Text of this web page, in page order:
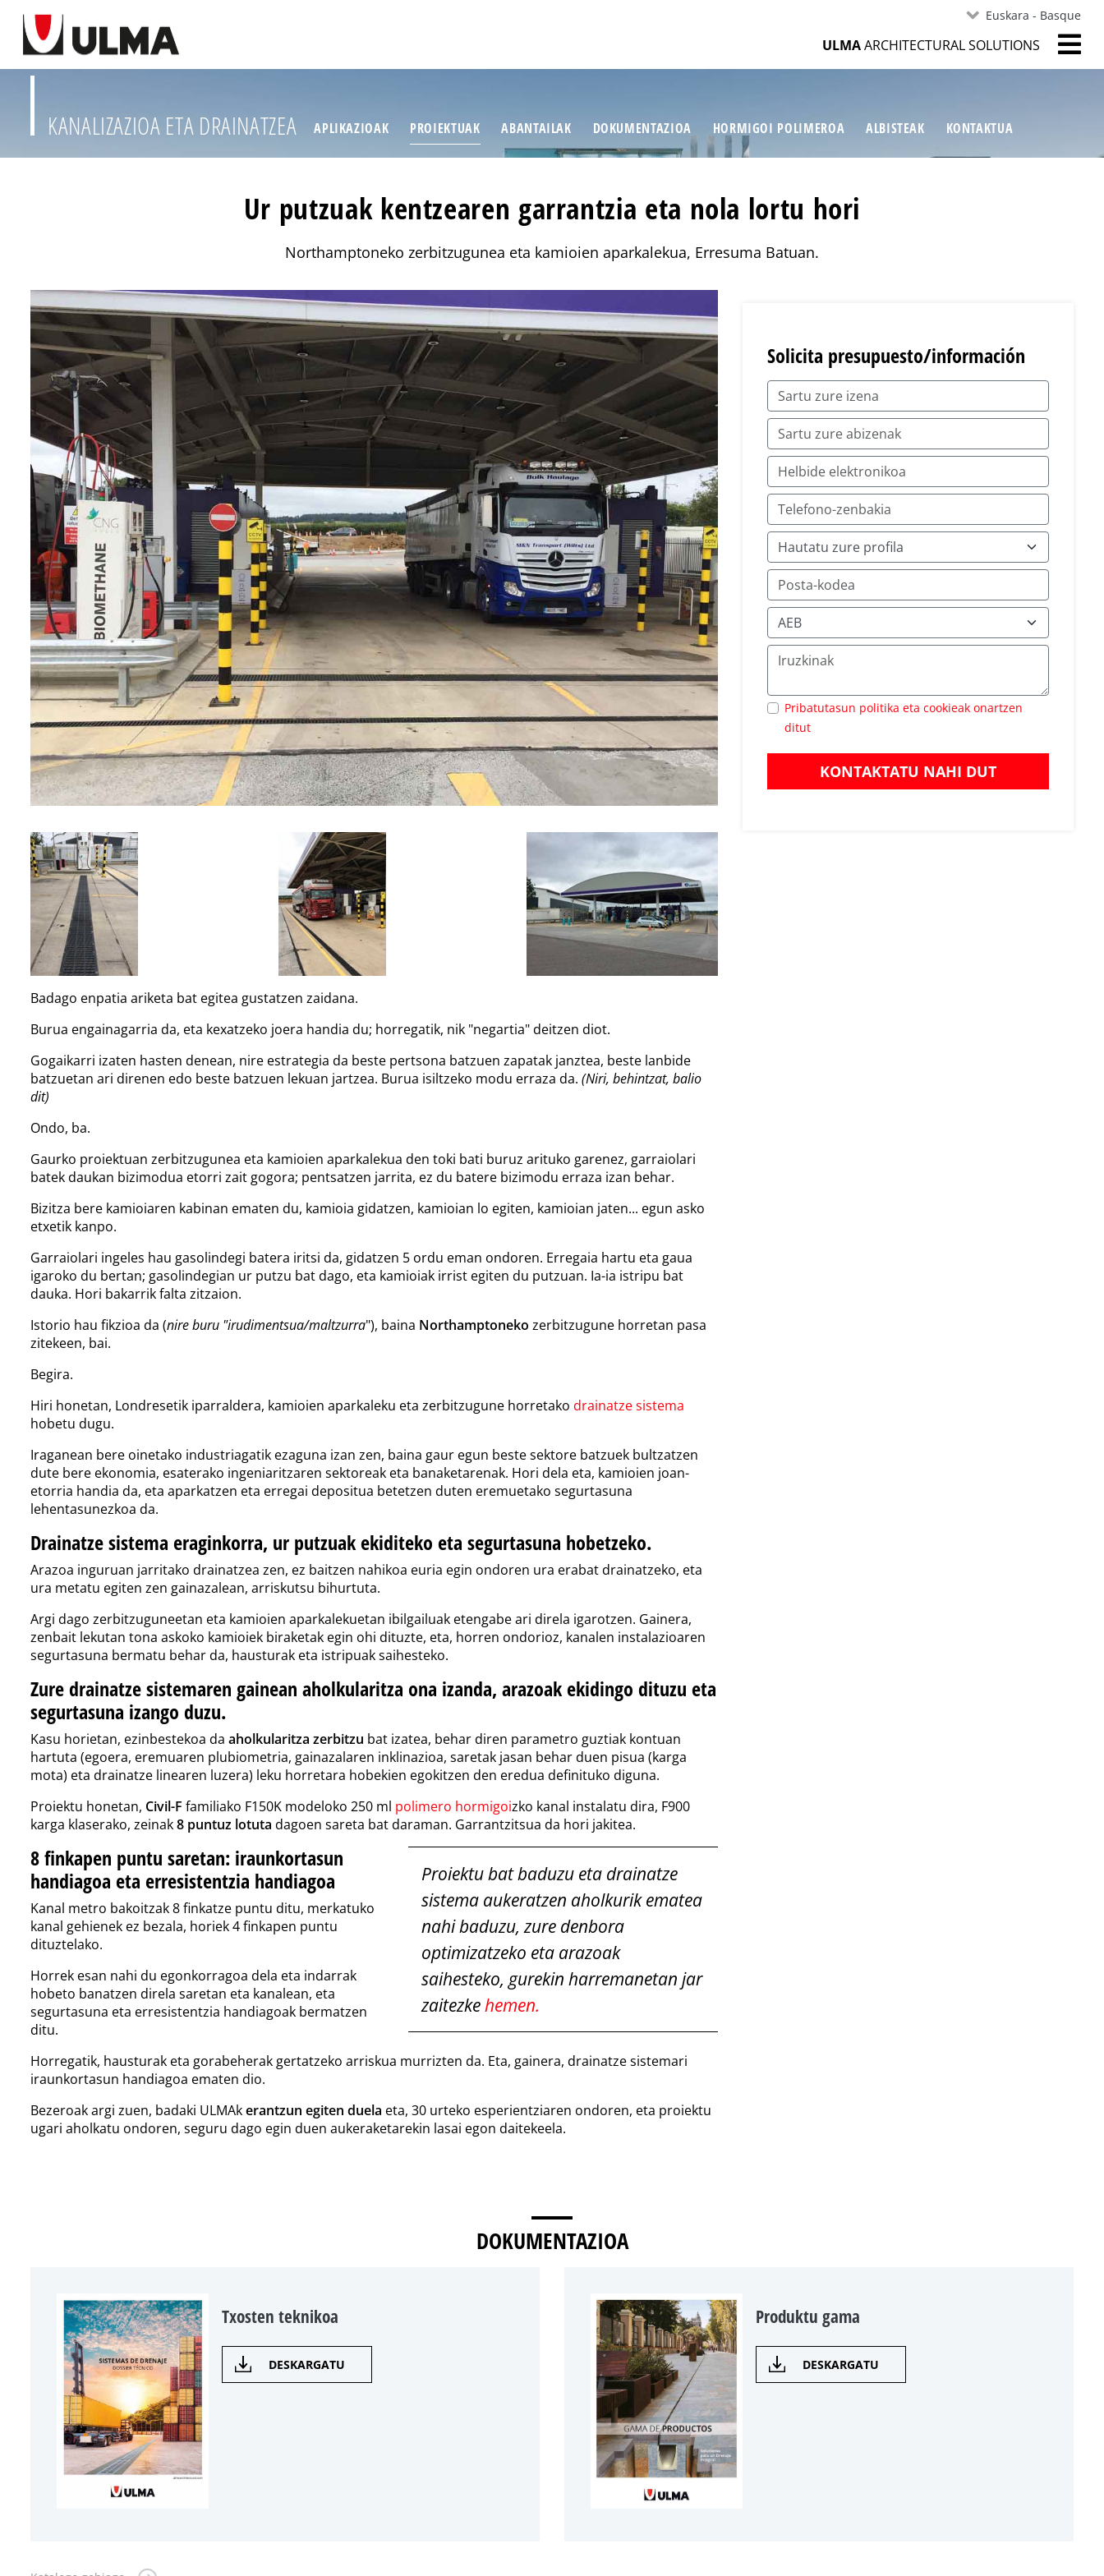
Euskara - Basque
ULMAARCHITECTURAL SOLUTIONS
KANALIZAZIOA ETA DRAINATZEA APLIKAZIOAK PROIEKTUAK ABANTAILAK DOKUMENTAZIOA HORMIGOI POLIMEROA ALBISTEAK KONTAKTUA
Ur putzuak kentzearen garrantzia eta nola lortu hori
Northamptoneko zerbitzugunea eta kamioien aparkalekua, Erresuma Batuan.
Badago enpatia ariketa bat egitea gustatzen zaidana.
Burua engainagarria da, eta kexatzeko joera handia du; horregatik, nik "negartia" deitzen diot.
Gogaikarri izaten hasten denean, nire estrategia da beste pertsona batzuen zapatak janztea, beste lanbide
batzuetan ari direnen edo beste batzuen lekuan jartzea. Burua isiltzeko modu erraza da. (Niri, behintzat, balio
dit)
Ondo, ba.
Gaurko proiektuan zerbitzugunea eta kamioien aparkalekua den toki bati buruz arituko garenez, garraiolari
batek daukan bizimodua etorri zait gogora; pentsatzen jarrita, ez du batere bizimodu erraza izan behar.
Bizitza bere kamioiaren kabinan ematen du, kamioia gidatzen, kamioian lo egiten, kamioian jaten... egun asko
etxetik kanpo.
Garraiolari ingeles hau gasolindegi batera iritsi da, gidatzen 5 ordu eman ondoren. Erregaia hartu eta gaua
igaroko du bertan; gasolindegian ur putzu bat dago, eta kamioiak irrist egiten du putzuan. Ia-ia istripu bat
dauka. Hori bakarrik falta zitzaion.
Istorio hau fikzioa da (nire buru "irudimentsua/maltzurra"), baina Northamptoneko zerbitzugune horretan pasa
zitekeen, bai.
Begira.
Hiri honetan, Londresetik iparraldera, kamioien aparkaleku eta zerbitzugune horretako drainatze sistema
hobetu dugu.
Iraganean bere oinetako industriagatik ezaguna izan zen, baina gaur egun beste sektore batzuek bultzatzen
dute bere ekonomia, esaterako ingeniaritzaren sektoreak eta banaketarenak. Hori dela eta, kamioien joan-
etorria handia da, eta aparkatzen eta erregai depositua betetzen duten eremuetako segurtasuna
lehentasunezkoa da.
Drainatze sistema eraginkorra, ur putzuak ekiditeko eta segurtasuna hobetzeko.
Arazoa inguruan jarritako drainatzea zen, ez baitzen nahikoa euria egin ondoren ura erabat drainatzeko, eta
ura metatu egiten zen gainazalean, arriskutsu bihurtuta.
Argi dago zerbitzuguneetan eta kamioien aparkalekuetan ibilgailuak etengabe ari direla igarotzen. Gainera,
zenbait lekutan tona askoko kamioiek biraketak egin ohi dituzte, eta, horren ondorioz, kanalen instalazioaren
segurtasuna bermatu behar da, hausturak eta istripuak saihesteko.
Zure drainatze sistemaren gainean aholkularitza ona izanda, arazoak ekidingo dituzu eta
segurtasuna izango duzu.
Kasu horietan, ezinbestekoa da aholkularitza zerbitzu bat izatea, behar diren parametro guztiak kontuan
hartuta (egoera, eremuaren plubiometria, gainazalaren inklinazioa, saretak jasan behar duen pisua (karga
mota) eta drainatze linearen luzera) leku horretara hobekien egokitzen den eredua definituko diguna.
Proiektu honetan, Civil-F familiako F150K modeloko 250 ml polimero hormigoizko kanal instalatu dira, F900
karga klaserako, zeinak8 puntuz lotuta dagoen sareta bat daraman. Garrantzitsua da hori jakitea.
Proiektu bat baduzu eta drainatze
sistema aukeratzen aholkurik ematea
nahi baduzu, zure denbora
optimizatzeko eta arazoak
saihesteko, gurekin harremanetan jar
zaitezke hemen.
8 finkapen puntu saretan: iraunkortasun
handiagoa eta erresistentzia handiagoa
Kanal metro bakoitzak 8 finkatze puntu ditu, merkatuko
kanal gehienek ez bezala, horiek 4 finkapen puntu
dituztelako.
Horrek esan nahi du egonkorragoa dela eta indarrak
hobeto banatzen direla saretan eta kanalean, eta
segurtasuna eta erresistentzia handiagoak bermatzen
ditu.
Horregatik, hausturak eta gorabeherak gertatzeko arriskua murrizten da. Eta, gainera, drainatze sistemari
iraunkortasun handiagoa ematen dio.
Bezeroak argi zuen, badaki ULMAkerantzun egiten duela eta, 30 urteko esperientziaren ondoren, eta proiektu
ugari aholkatu ondoren, seguru dago egin duen aukeraketarekin lasai egon daitekeela.
Solicita presupuesto/información
Pribatutasun politika eta cookieak onartzen
ditut
KONTAKTATU NAHI DUT
DOKUMENTAZIOA
Txosten teknikoa
DESKARGATU
Produktu gama
DESKARGATU